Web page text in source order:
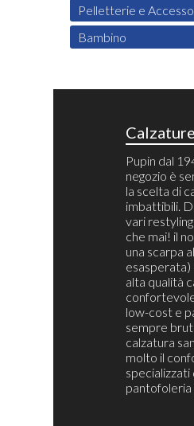
Pelletterie e
Bambino
Pupin dal
negozio è
la scelta di
imbattibili.
vari
che mai! il
una scarpa
alta qualità
low-cost e
sempre
calzatura
molto il
pantofoleria